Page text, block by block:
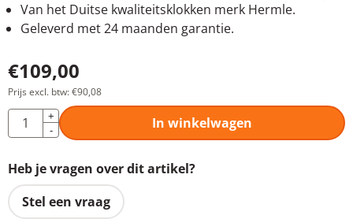
Van het Duitse kwaliteitsklokken merk Hermle.
Geleverd met 24 maanden garantie.
€109,00
Prijs excl. btw:€90,08
Aantal
+
-
In winkelwagen
Heb je vragen over dit artikel?
Stel een vraag